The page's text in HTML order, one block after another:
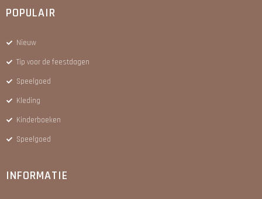
POPULAIR
Nieuw
Tip voor de feestdagen
Speelgoed
Kleding
Kinderboeken
Speelgoed
INFORMATIE